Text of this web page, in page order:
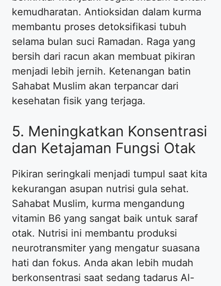
kemudharatan. Antioksidan dalam kurma
membantu proses detoksifikasi tubuh
selama bulan suci Ramadan. Raga yang
bersih dari racun akan membuat pikiran
menjadi lebih jernih. Ketenangan batin
Sahabat Muslim akan terpancar dari
kesehatan fisik yang terjaga.
5. Meningkatkan Konsentrasi
dan Ketajaman Fungsi Otak
Pikiran seringkali menjadi tumpul saat kita
kekurangan asupan nutrisi gula sehat.
Sahabat Muslim, kurma mengandung
vitamin B6 yang sangat baik untuk saraf
otak. Nutrisi ini membantu produksi
neurotransmiter yang mengatur suasana
hati dan fokus. Anda akan lebih mudah
berkonsentrasi saat sedang tadarus Al-